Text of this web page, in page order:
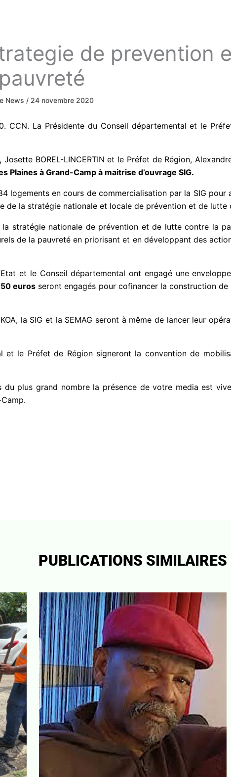
de prevention
News / 24 novembre 2020
CCN. La Présidente du Conseil départemental et le
BOREL-LINCERTIN et le Préfet de Région,
Plaines à Grand-Camp à maitrise d’ouvrage SIG.
logements en cours de commercialisation par la SIG
de la stratégie nationale et locale de prévention et de lutte
la stratégie nationale de prévention et de lutte contre la
de la pauvreté en priorisant et en développant des
et le Conseil départemental ont engagé une
eurosseront engagés pour cofinancer la construction de
la SIG et la SEMAG seront à même de lancer leur
et le Préfet de Région signeront la convention de
plus grand nombre la présence de votre media est
PUBLICATIONS SIMILAIRES